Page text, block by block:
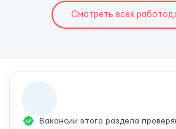
Смотреть всех
Вакансии этого раздела